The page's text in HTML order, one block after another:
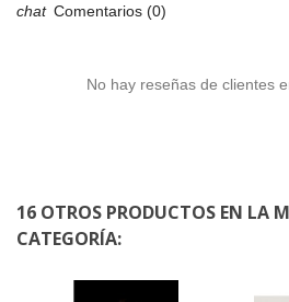
Comentarios (0)
No hay reseñas de clientes
16 OTROS PRODUCTOS EN LA
CATEGORÍA: